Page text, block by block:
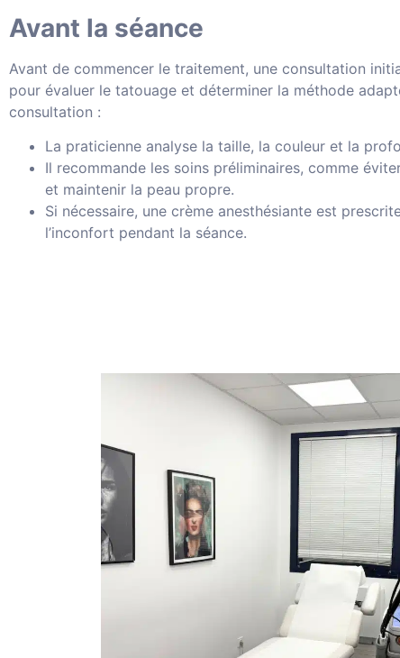
Avant la séance
Avant de commencer le traitement, une consultation
pour évaluer le tatouage et déterminer la méthode
consultation :
La praticienne analyse la taille, la couleur et la
Il recommande les soins préliminaires, comme
et maintenir la peau propre.
Si nécessaire, une crème anesthésiante est
l’inconfort pendant la séance.